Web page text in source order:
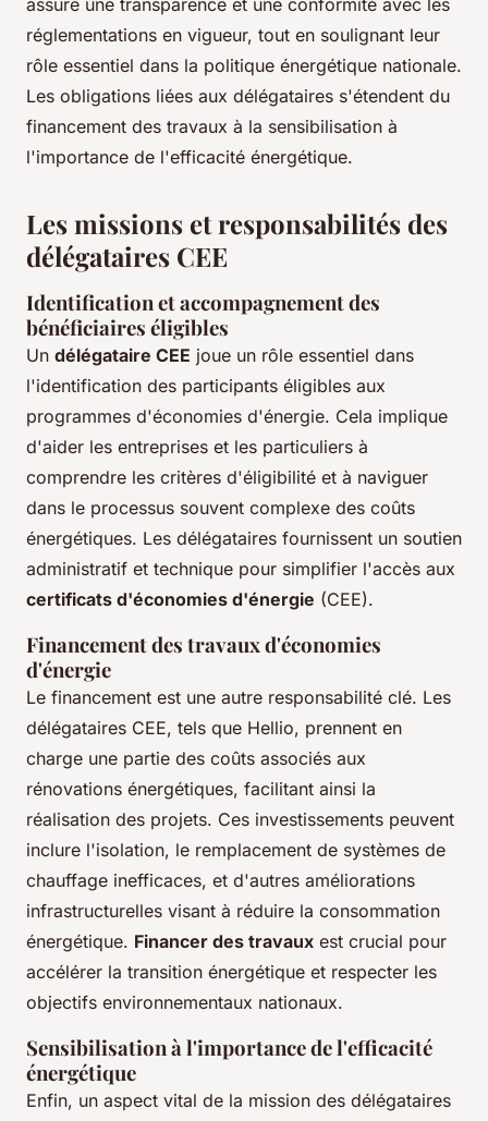
assure une transparence et une conformité avec les
réglementations en vigueur, tout en soulignant leur
rôle essentiel dans la politique énergétique nationale.
Les obligations liées aux délégataires s'étendent du
financement des travaux à la sensibilisation à
l'importance de l'efficacité énergétique.
Les missions et responsabilités des
délégataires CEE
Identification et accompagnement des
bénéficiaires éligibles
Un délégataire CEE joue un rôle essentiel dans
l'identification des participants éligibles aux
programmes d'économies d'énergie. Cela implique
d'aider les entreprises et les particuliers à
comprendre les critères d'éligibilité et à naviguer
dans le processus souvent complexe des coûts
énergétiques. Les délégataires fournissent un soutien
administratif et technique pour simplifier l'accès aux
certificats d'économies d'énergie (CEE).
Financement des travaux d'économies
d'énergie
Le financement est une autre responsabilité clé. Les
délégataires CEE, tels que Hellio, prennent en
charge une partie des coûts associés aux
rénovations énergétiques, facilitant ainsi la
réalisation des projets. Ces investissements peuvent
inclure l'isolation, le remplacement de systèmes de
chauffage inefficaces, et d'autres améliorations
infrastructurelles visant à réduire la consommation
énergétique. Financer des travaux est crucial pour
accélérer la transition énergétique et respecter les
objectifs environnementaux nationaux.
Sensibilisation à l'importance de l'efficacité
énergétique
Enfin, un aspect vital de la mission des délégataires